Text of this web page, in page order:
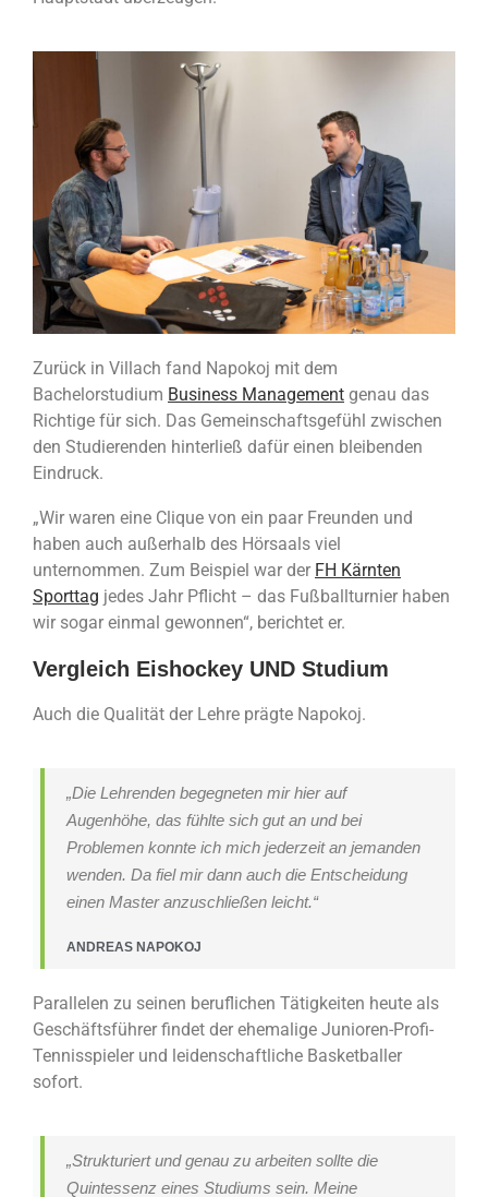
Zurück in Villach fand Napokoj mit dem
Bachelorstudium Business Management genau das
Richtige für sich. Das Gemeinschaftsgefühl zwischen
den Studierenden hinterließ dafür einen bleibenden
Eindruck.
„Wir waren eine Clique von ein paar Freunden und
haben auch außerhalb des Hörsaals viel
unternommen. Zum Beispiel war der FH Kärnten
Sporttag jedes Jahr Pflicht – das Fußballturnier haben
wir sogar einmal gewonnen“, berichtet er.
Vergleich Eishockey UND Studium
Auch die Qualität der Lehre prägte Napokoj.
„Die Lehrenden begegneten mir hier auf
Augenhöhe, das fühlte sich gut an und bei
Problemen konnte ich mich jederzeit an jemanden
wenden. Da fiel mir dann auch die Entscheidung
einen Master anzuschließen leicht.“
ANDREAS NAPOKOJ
Parallelen zu seinen beruflichen Tätigkeiten heute als
Geschäftsführer findet der ehemalige Junioren-Profi-
Tennisspieler und leidenschaftliche Basketballer
sofort.
„Strukturiert und genau zu arbeiten sollte die
Quintessenz eines Studiums sein. Meine